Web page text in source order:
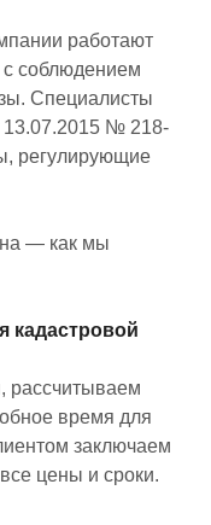
работают
с соблюдением
Специалисты
13.07.2015 № 218-
регулирующие
— как мы
кадастровой
рассчитываем
время для
заключаем
цены и сроки.